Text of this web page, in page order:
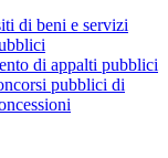
di beni e servizi
di appalti pubblici
pubblici di